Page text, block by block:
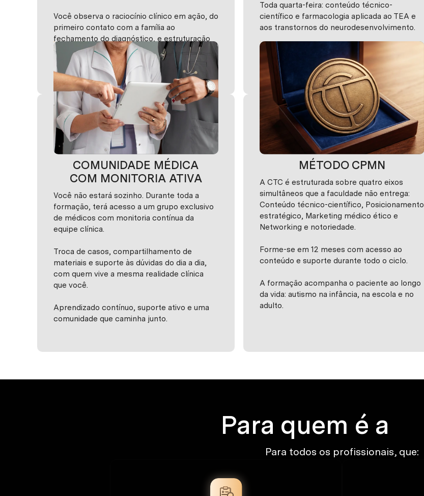
Você observa o raciocínio clínico em ação, do
primeiro contato com a família ao
fechamento do diagnóstico, e estruturação
do plano terapêutico. Prática real. Repertório
construído com casos concretos, não com
simulações.
Toda quarta-feira: conteúdo técnico-
científico e farmacologia aplicada ao TEA e
aos transtornos do neurodesenvolvimento.
Participe ao vivo, tire dúvidas em tempo real
e acesse as gravações quando precisar.
COMUNIDADE MÉDICA
COM MONITORIA ATIVA
Você não estará sozinho. Durante toda a
formação, terá acesso a um grupo exclusivo
de médicos com monitoria contínua da
equipe clínica.
Troca de casos, compartilhamento de
materiais e suporte às dúvidas do dia a dia,
com quem vive a mesma realidade clínica
que você.
Aprendizado contínuo, suporte ativo e uma
comunidade que caminha junto.
MÉTODO CPMN
A CTC é estruturada sobre quatro eixos
simultâneos que a faculdade não entrega:
Conteúdo técnico-científico, Posicionamento
estratégico, Marketing médico ético e
Networking e notoriedade.
Forme-se em 12 meses com acesso ao
conteúdo e suporte durante todo o ciclo.
A formação acompanha o paciente ao longo
da vida: autismo na infância, na escola e no
adulto.
Para quem é a
Para todos os profissionais, que: